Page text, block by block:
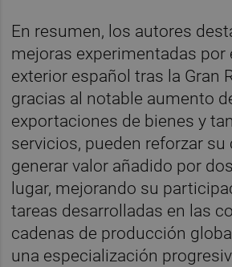
En resumen, los autores
mejoras experimentadas por
exterior español tras la Gran
gracias al notable aumento
exportaciones de bienes y
servicios, pueden reforzar su
generar valor añadido por
lugar, mejorando su
tareas desarrolladas en las
cadenas de producción
una especialización